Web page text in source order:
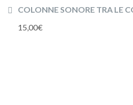
COLONNE SONORE TRA LE
15,00€